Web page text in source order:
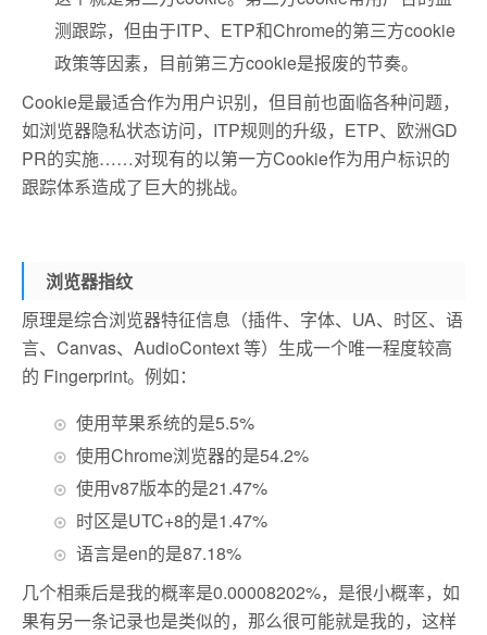
测跟踪，但由于ITP、ETP和Chrome的第三方cookie
政策等因素，目前第三方cookie是报废的节奏。
Cookie是最适合作为用户识别，但目前也面临各种问题，
如浏览器隐私状态访问，ITP规则的升级，ETP、欧洲GD
PR的实施……对现有的以第一方Cookie作为用户标识的
跟踪体系造成了巨大的挑战。
浏览器指纹
原理是综合浏览器特征信息（插件、字体、UA、时区、语
言、Canvas、AudioContext 等）生成一个唯一程度较高
的 Fingerprint。例如：
使用苹果系统的是5.5%
使用Chrome浏览器的是54.2%
使用v87版本的是21.47%
时区是UTC+8的是1.47%
语言是en的是87.18%
几个相乘后是我的概率是0.00008202%，是很小概率，如
果有另一条记录也是类似的，那么很可能就是我的，这样